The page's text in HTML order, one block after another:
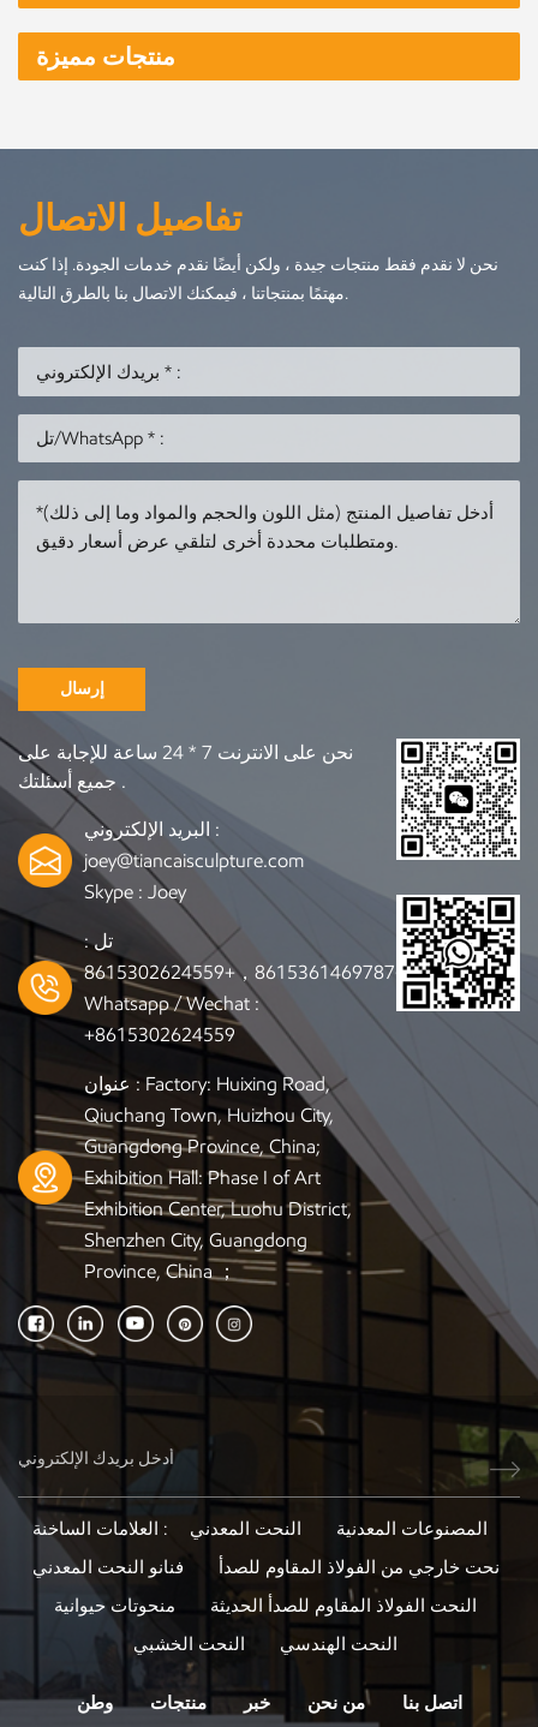
منتجات مميزة
تفاصيل الاتصال
نحن لا نقدم فقط منتجات جيدة ، ولكن أيضًا نقدم خدمات الجودة. إذا كنت
مهتمًا بمنتجاتنا ، فيمكنك الاتصال بنا بالطرق التالية.
إرسال
نحن على الانترنت 7 * 24 ساعة للإجابة على
جميع أسئلتك .
البريد الإلكتروني :
joey@tiancaisculpture.com
Skype : Joey
تل :
+8615361469787，+8615302624559
Whatsapp / Wechat :
+8615302624559
عنوان : Factory: Huixing Road,
Qiuchang Town, Huizhou City,
Guangdong Province, China;
Exhibition Hall: Phase I of Art
Exhibition Center, Luohu District,
Shenzhen City, Guangdong
Province, China ；
العلامات الساخنة : النحت المعدني
المصنوعات المعدنية
فنانو النحت المعدني
نحت خارجي من الفولاذ المقاوم للصدأ
منحوتات حيوانية
النحت الفولاذ المقاوم للصدأ الحديثة
النحت الخشبي
النحت الهندسي
وطن منتجات خبر من نحن اتصل بنا